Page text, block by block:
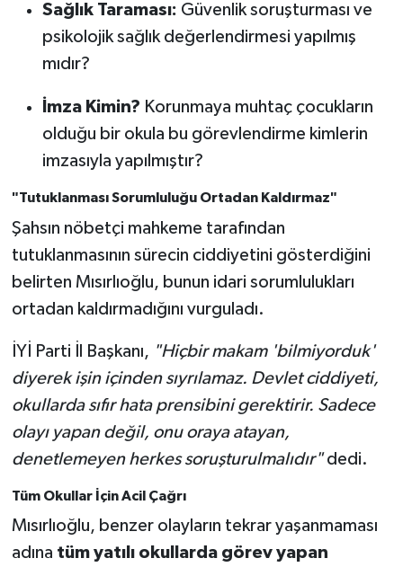
Sağlık Taraması: Güvenlik soruşturması ve
psikolojik sağlık değerlendirmesi yapılmış
mıdır?
İmza Kimin? Korunmaya muhtaç çocukların
olduğu bir okula bu görevlendirme kimlerin
imzasıyla yapılmıştır?
"Tutuklanması Sorumluluğu Ortadan Kaldırmaz"
Şahsın nöbetçi mahkeme tarafından
tutuklanmasının sürecin ciddiyetini gösterdiğini
belirten Mısırlıoğlu, bunun idari sorumlulukları
ortadan kaldırmadığını vurguladı.
İYİ Parti İl Başkanı, "Hiçbir makam 'bilmiyorduk'
diyerek işin içinden sıyrılamaz. Devlet ciddiyeti,
okullarda sıfır hata prensibini gerektirir. Sadece
olayı yapan değil, onu oraya atayan,
denetlemeyen herkes soruşturulmalıdır"dedi.
Tüm Okullar İçin Acil Çağrı
Mısırlıoğlu, benzer olayların tekrar yaşanmaması
adına tüm yatılı okullarda görev yapan